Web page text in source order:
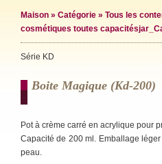
Maison » Catégorie » Tous les
cosmétiques toutes capacités
Série KD
Boite Magique (kd-200)
Pot à crème carré en acrylique pour
Capacité de 200 ml. Emballage
peau.